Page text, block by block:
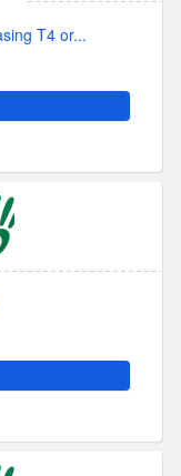
T4 or...